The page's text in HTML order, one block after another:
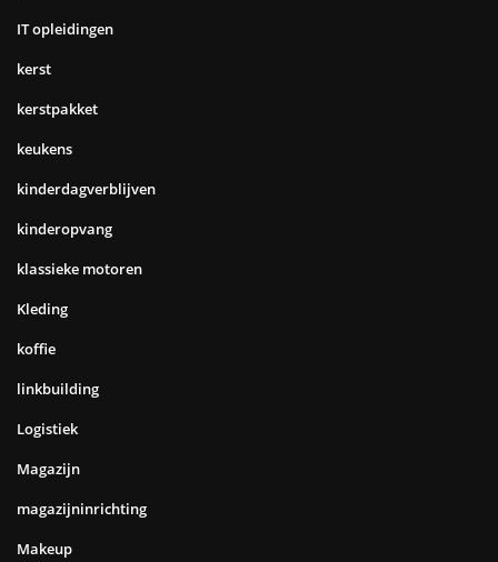
IT opleidingen
kerst
kerstpakket
keukens
kinderdagverblijven
kinderopvang
klassieke motoren
Kleding
koffie
linkbuilding
Logistiek
Magazijn
magazijninrichting
Makeup